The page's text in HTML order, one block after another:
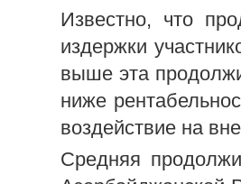
Известно, что
издержки
выше эта
ниже
воздействие на
Средняя